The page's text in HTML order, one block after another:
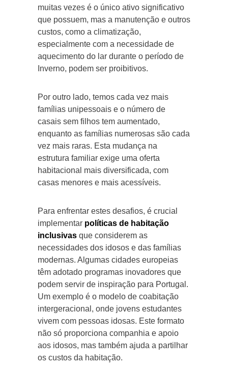
muitas vezes é o único ativo significativo
que possuem, mas a manutenção e outros
custos, como a climatização,
especialmente com a necessidade de
aquecimento do lar durante o período de
Inverno, podem ser proibitivos.
Por outro lado, temos cada vez mais
famílias unipessoais e o número de
casais sem filhos tem aumentado,
enquanto as famílias numerosas são cada
vez mais raras. Esta mudança na
estrutura familiar exige uma oferta
habitacional mais diversificada, com
casas menores e mais acessíveis.
Para enfrentar estes desafios, é crucial
implementar políticas de habitação
inclusivas que considerem as
necessidades dos idosos e das famílias
modernas. Algumas cidades europeias
têm adotado programas inovadores que
podem servir de inspiração para Portugal.
Um exemplo é o modelo de coabitação
intergeracional, onde jovens estudantes
vivem com pessoas idosas. Este formato
não só proporciona companhia e apoio
aos idosos, mas também ajuda a partilhar
os custos da habitação.